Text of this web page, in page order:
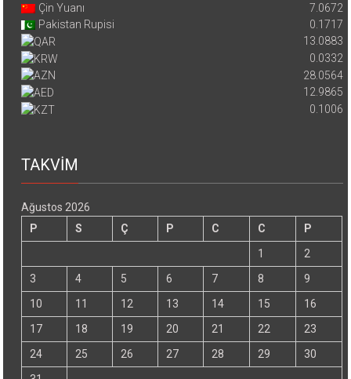
Çin Yuanı
7.0672
Pakistan Rupisi
0.1717
13.0883
0.0332
28.0564
12.9865
0.1006
TAKVİM
Ağustos 2026
P
S Ç P C C
P
1
2
3
4 5 6 7 8
9
10
11 12 13 14 15
16
17
18 19 20 21 22
23
24
25 26 27 28 29
30